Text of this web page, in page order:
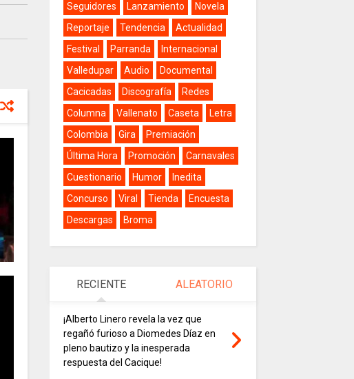
Seguidores
Lanzamiento
Novela
Reportaje
Tendencia
Actualidad
Festival
Parranda
Internacional
Valledupar
Audio
Documental
Cacicadas
Discografía
Redes
Columna
Vallenato Caseta
Letra
Colombia
Gira
Premiación
Última Hora
Promoción
Carnavales
Cuestionario
Humor
Inedita
Concurso
Viral Tienda
Encuesta
Descargas
Broma
RECIENTE ALEATORIO
¡Alberto Linero revela la vez que
regañó furioso a Diomedes Díaz en
pleno bautizo y la inesperada
respuesta del Cacique!